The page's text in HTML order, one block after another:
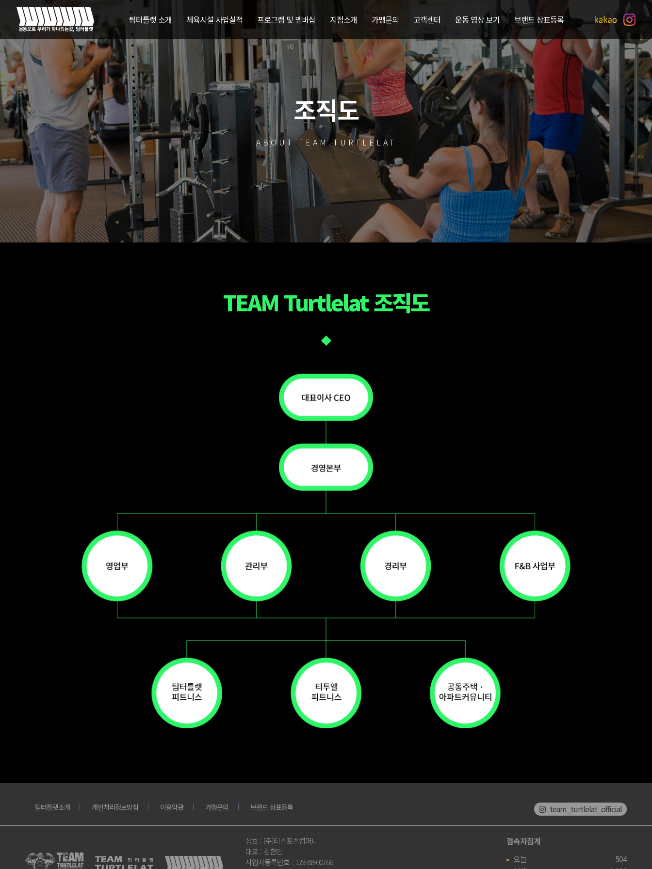
팀터틀랫 소개 체육시설 사업실적 프로그램 및 멤버십 지점소개 가맹문의 고객센터 운동 영상 보기 브랜드 상표등록
조직도
ABOUT TEAM TURTLELAT
TEAM Turtlelat 조직도
팀터틀랫소개 개인처리정보방침 이용약관 가맹문의 브랜드 상표등록 team_turtlelat_official
상호 : (주)티스포츠컴퍼니
대표 : 김한민
사업자등록번호 : 123-88-00766
접속자집계
오늘
504